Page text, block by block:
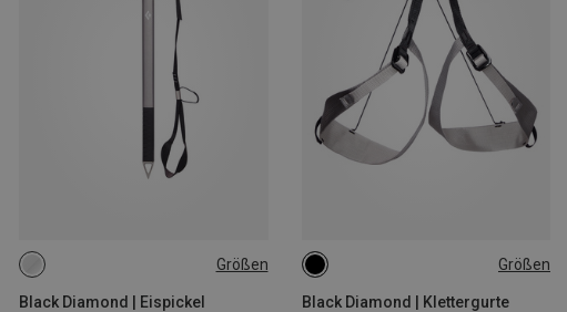
Größen
Black Diamond | Eispickel
65CM Größen
Black Diamond | Klettergurte
XL | 91-99CM